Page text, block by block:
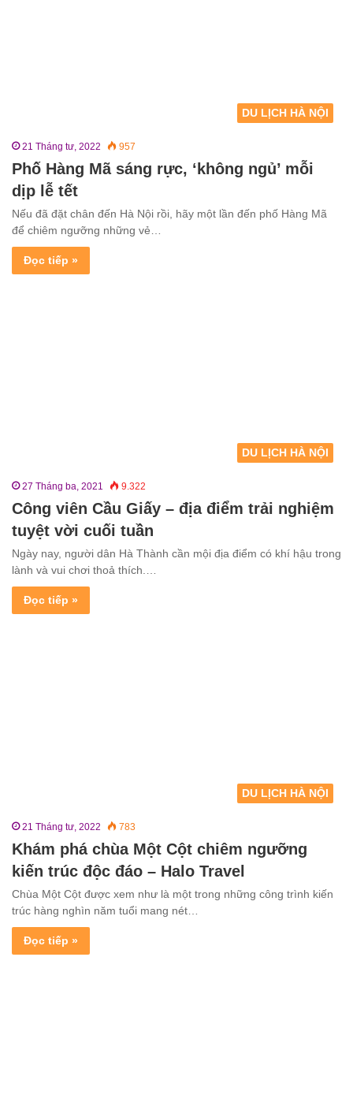
DU LỊCH HÀ NỘI
21 Tháng tư, 2022 957
Phố Hàng Mã sáng rực, ‘không ngủ’ mỗi
dịp lễ tết
Nếu đã đặt chân đến Hà Nội rồi, hãy một lần đến phố Hàng Mã
để chiêm ngưỡng những vẻ…
Đọc tiếp »
DU LỊCH HÀ NỘI
27 Tháng ba, 2021 9.322
Công viên Cầu Giấy – địa điểm trải nghiệm
tuyệt vời cuối tuần
Ngày nay, người dân Hà Thành cần mội địa điểm có khí hậu trong
lành và vui chơi thoả thích.…
Đọc tiếp »
DU LỊCH HÀ NỘI
21 Tháng tư, 2022 783
Khám phá chùa Một Cột chiêm ngưỡng
kiến trúc độc đáo – Halo Travel
Chùa Một Cột được xem như là một trong những công trình kiến
trúc hàng nghìn năm tuổi mang nét…
Đọc tiếp »